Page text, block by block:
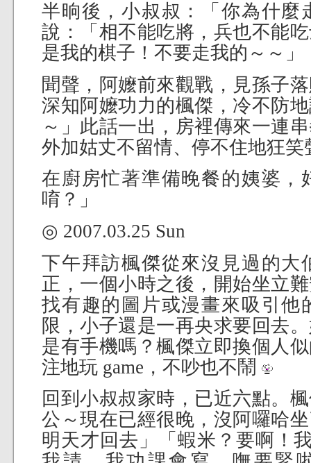
半晌後，小叔叔：「你為什麼
說：「相不能吃將，兵也不能
是我的棋子！不要走我的～～」
聞聲，阿嬤前來觀戰，見孫子
深知阿嬤功力的楓傑，冷不防
～」此話一出，房裡傳來一連
外加姑丈不留情、停不住地狂
在廚房忙著準備晚餐的姨婆，
唷？」
◎ 2007.03.25 Sun
下午拜訪楓傑從來沒見過的大
正，一個小時之後，開始坐立
找有趣的圖片或漫畫來吸引他
限，小子還是一再央求要回去
是有手機嗎？楓傑立即換個人
注地玩 game，不吵也不鬧
回到小叔叔家時，已近六點。
公～現在已經很晚，沒阿囉哈
明天才回去」「蝦米？要啊！